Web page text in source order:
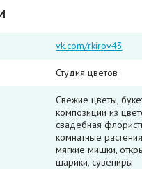
vk.com/rkirov43
Студия цветов
Свежие цветы,
композиции из
свадебная
комнатные растения,
мягкие мишки,
шарики, сувениры